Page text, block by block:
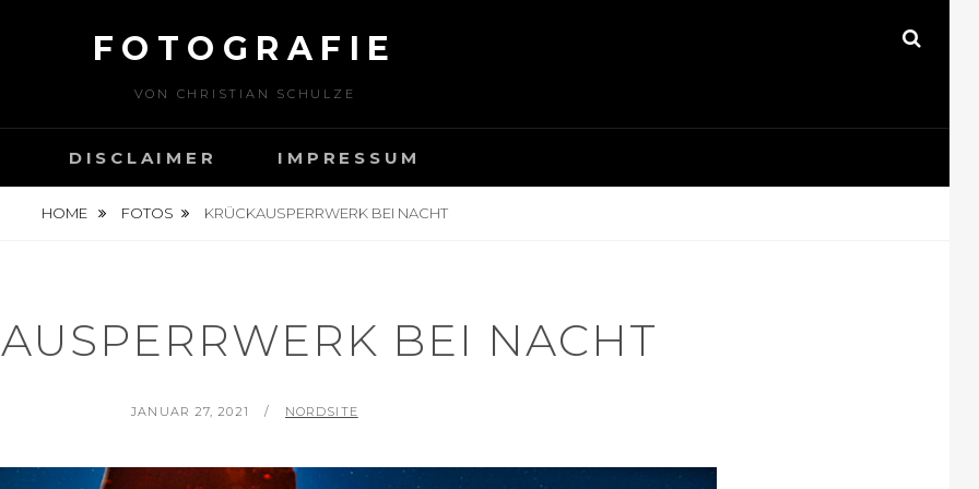
FOTOGRAFIE
VON CHRISTIAN SCHULZE
DISCLAIMER IMPRESSUM
HOME FOTOS KRÜCKAUSPERRWERK BEI NACHT
BEI NACHT
POSTED
JANUAR 27, 2021 BY
NORDSITE